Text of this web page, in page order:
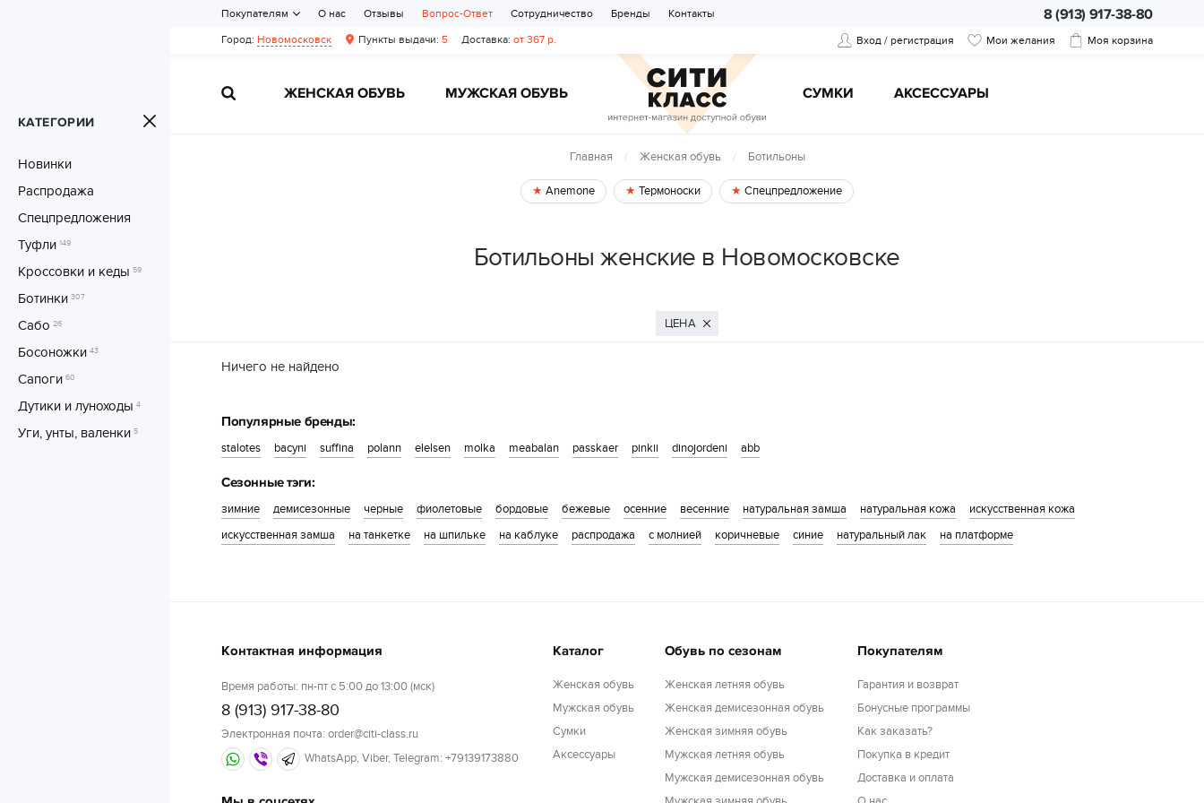
Вход / регистрация Мои желания Моя корзина
ЖЕНСКАЯ ОБУВЬ МУЖСКАЯ ОБУВЬ CУМКИ АКСЕССУАРЫ
Город: Новомосковск Пункты выдачи: 5 Доставка: от 367 р.
8 (913) 917-38-80
Покупателям О нас Отзывы Вопрос-Ответ Сотрудничество Бренды Контакты
КАТЕГОРИИ
Новинки
Распродажа
Спецпредложения
Туфли 149
Кроссовки и кеды 59
Ботинки 307
Сабо 26
Босоножки 43
Сапоги 60
Дутики и луноходы 4
Уги, унты, валенки 5
Главная Женская обувь Ботильоны
Anemone Термоноски Спецпредложение
Ботильоны женские в Новомосковске
ЦЕНА
Ничего не найдено
Популярные бренды:
stalotes bacyni suffina polann elelsen molka meabalan passkaer pinkii dinojordeni abb
Сезонные тэги:
зимние демисезонные черные фиолетовые бордовые бежевые осенние весенние натуральная замша натуральная кожа
искусственная кожа
искусственная замша
на танкетке на шпильке на каблуке распродажа с молнией коричневые синие натуральный лак на платформе
Контактная информация
Время работы: пн-пт с 5:00 до 13:00 (мск)
8 (913) 917-38-80
Электронная почта: order@citi-class.ru
WhatsApp, Viber, Telegram: +79139173880
Каталог
Женская обувь
Мужская обувь
Cумки
Аксессуары
Обувь по сезонам
Женская летняя обувь
Женская демисезонная обувь
Женская зимняя обувь
Мужская летняя обувь
Мужская демисезонная обувь
Покупателям
Гарантия и возврат
Бонусные программы
Как заказать?
Покупка в кредит
Доставка и оплата